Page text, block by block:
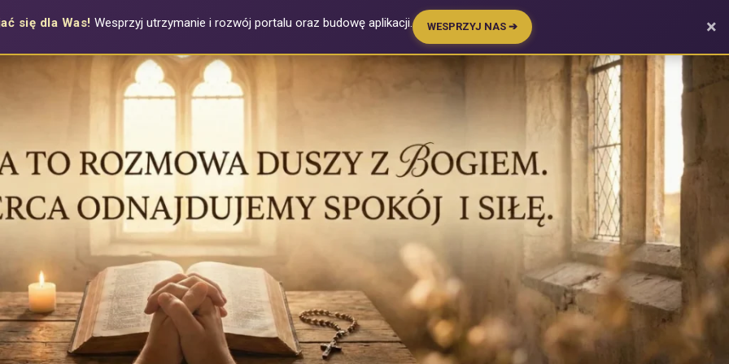
się dla Was! Wesprzyj utrzymanie i rozwój portalu oraz budowę aplikacji. WESPRZYJ NAS ➔ ×